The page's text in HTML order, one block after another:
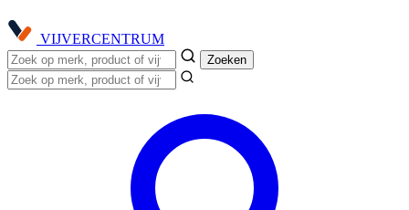
VIJVERCENTRUM
Zoeken